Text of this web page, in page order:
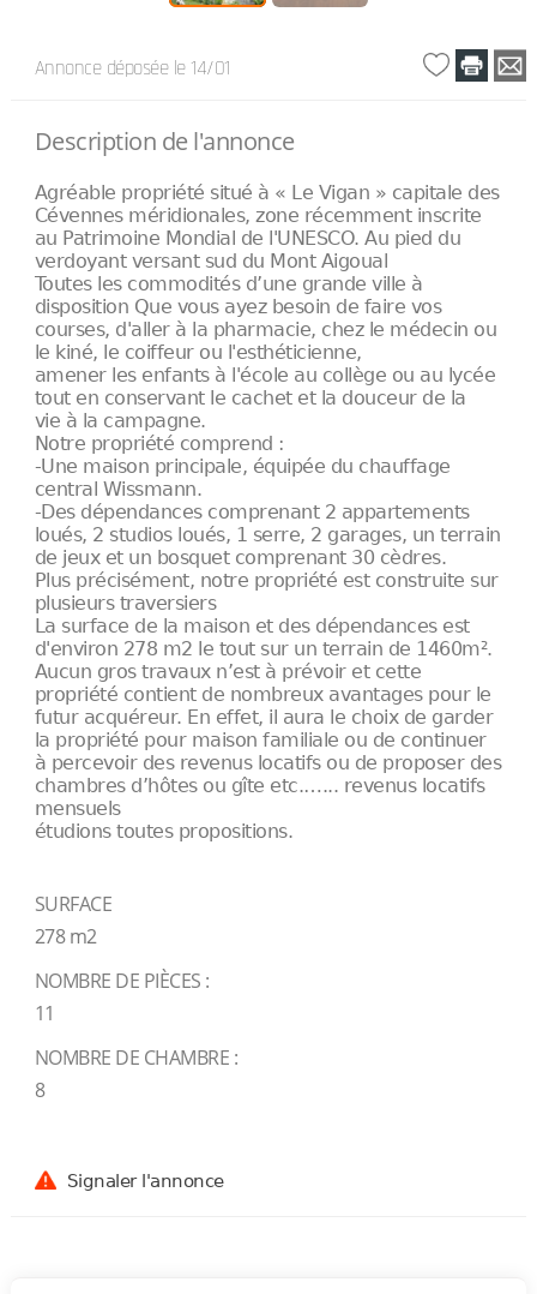
Annonce déposée le 14/01
Description de l'annonce
Agréable propriété situé à « Le Vigan » capitale des
Cévennes méridionales, zone récemment inscrite
au Patrimoine Mondial de l'UNESCO. Au pied du
verdoyant versant sud du Mont Aigoual
Toutes les commodités d’une grande ville à
disposition Que vous ayez besoin de faire vos
courses, d'aller à la pharmacie, chez le médecin ou
le kiné, le coiffeur ou l'esthéticienne,
amener les enfants à l'école au collège ou au lycée
tout en conservant le cachet et la douceur de la
vie à la campagne.
Notre propriété comprend :
-Une maison principale, équipée du chauffage
central Wissmann.
-Des dépendances comprenant 2 appartements
loués, 2 studios loués, 1 serre, 2 garages, un terrain
de jeux et un bosquet comprenant 30 cèdres.
Plus précisément, notre propriété est construite sur
plusieurs traversiers
La surface de la maison et des dépendances est
d'environ 278 m2 le tout sur un terrain de 1460m².
Aucun gros travaux n’est à prévoir et cette
propriété contient de nombreux avantages pour le
futur acquéreur. En effet, il aura le choix de garder
la propriété pour maison familiale ou de continuer
à percevoir des revenus locatifs ou de proposer des
chambres d’hôtes ou gîte etc.…... revenus locatifs
mensuels
étudions toutes propositions.
SURFACE
278 m2
NOMBRE DE PIÈCES :
11
NOMBRE DE CHAMBRE :
8
Signaler l'annonce